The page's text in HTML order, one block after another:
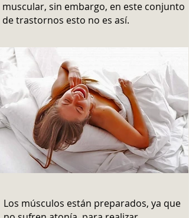
muscular, sin embargo, en este conjunto
de trastornos esto no es así.
Los músculos están preparados, ya que